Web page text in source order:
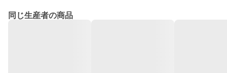
同じ生産者の商品